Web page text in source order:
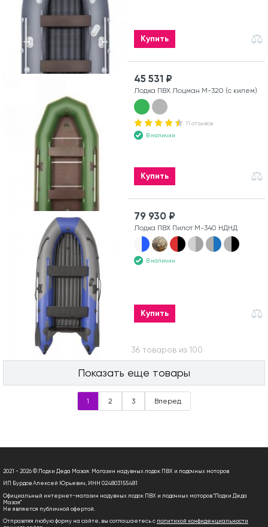
Купить
45 531 ₽
Лодка ПВХ Лоцман М-320 (с килем)
11 отзывов
В наличии
Купить
79 930 ₽
Лодка ПВХ Пилот М-340 НДНД
В наличии
Купить
Вы посмотрели 36 товаров из 100
Показать еще товары
1 2 3 Вперед
2021 - 2026 © Лодки Деда Мазая. Магазин надувных лодок ПВХ и лодочных моторов
ИП Бурдов Алексей Юрьевич, ИНН 024803155481
Официальный интернет-магазин надувных лодок ПВХ и лодочных моторов "Лодки Деда
Мазая"
Не является публичной офертой.
Отправляя любую форму на сайте, вы соглашаетесь с политикой конфиденциальности